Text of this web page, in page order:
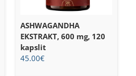
ASHWAGANDHA
EKSTRAKT, 600 mg, 120
kapslit
45.00€